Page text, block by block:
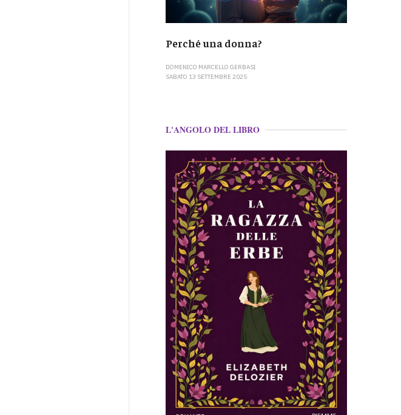
Perché una donna?
DOMENICO MARCELLO GERBASI
SABATO 13 SETTEMBRE 2025
L'ANGOLO DEL LIBRO